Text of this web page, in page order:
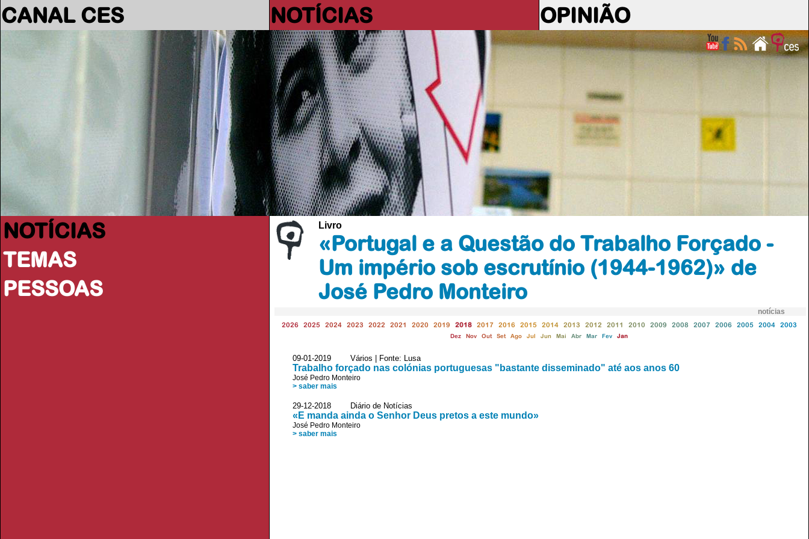
CANAL CES NOTÍCIAS OPINIÃO
NOTÍCIAS
TEMAS
PESSOAS
Livro
«Portugal e a Questão do Trabalho Forçado -
Um império sob escrutínio (1944-1962)» de
José Pedro Monteiro
notícias
2026 2025 2024 2023 2022 2021 2020 2019 2018 2017 2016 2015 2014 2013 2012 2011 2010 2009 2008 2007 2006 2005 2004 2003
Dez Nov Out Set Ago Jul Jun Mai Abr Mar Fev Jan
09-01-2019 Vários | Fonte: Lusa
Trabalho forçado nas colónias portuguesas "bastante disseminado" até aos anos 60
José Pedro Monteiro
> saber mais
29-12-2018 Diário de Notícias
«E manda ainda o Senhor Deus pretos a este mundo»
José Pedro Monteiro
> saber mais